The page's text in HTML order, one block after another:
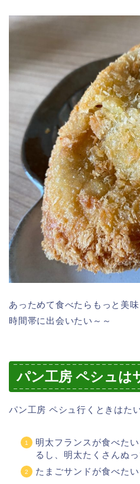
あっためて食べたらもっと美
時間帯に出会いたい～～
パン工房 ペシュは
パン工房 ペシュ行くときはた
明太フランスが食べた
るし、明太たくさんぬ
たまごサンドが食べたい